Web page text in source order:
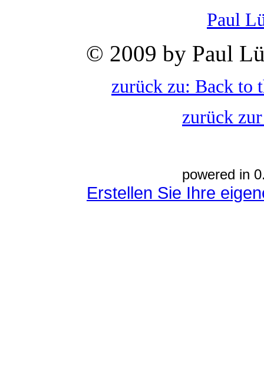
Paul
© 2009 by Paul
zurück zu: Back to
zurück
powered in
Erstellen Sie Ihre